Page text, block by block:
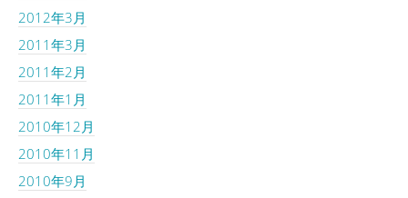
2012年3月
2011年3月
2011年2月
2011年1月
2010年12月
2010年11月
2010年9月